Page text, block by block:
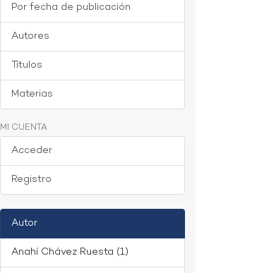
Por fecha de publicación
Autores
Títulos
Materias
MI CUENTA
Acceder
Registro
Autor
Anahí Chávez Ruesta (1)